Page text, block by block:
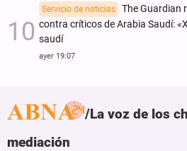
Servicio de noticias
The Guardian
contra críticos de Arabia Saudí:
saudí
ayer 19:07
La voz de los
mediación